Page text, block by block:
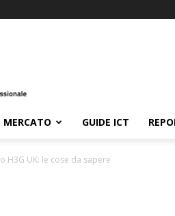
MERCATO GUIDE ICT
H3G UK: le cose da sapere